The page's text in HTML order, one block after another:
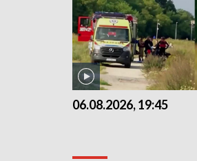
06.08.2026, 19:45